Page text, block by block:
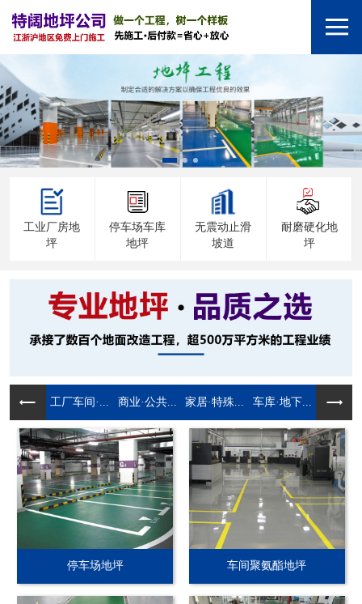
工业厂房地
坪
停车场车库
地坪
无震动止滑
坡道
耐磨硬化地
坪
工厂车间·... 商业·公共... 家居·特殊... 车库·地下...
停车场地坪 车间聚氨酯地坪